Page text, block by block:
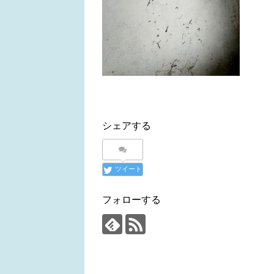
シェアする
ツイート
フォローする